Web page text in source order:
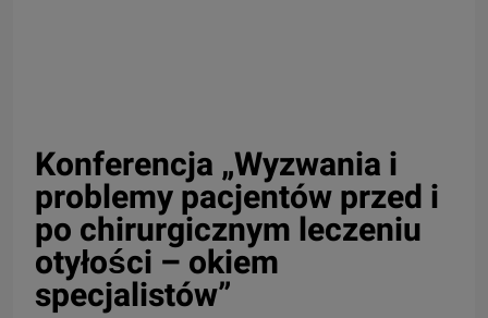
Konferencja „Wyzwania i
problemy pacjentów przed i
po chirurgicznym leczeniu
otyłości – okiem
specjalistów”